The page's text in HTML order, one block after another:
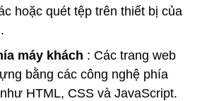
hoặc quét tệp trên thiết bị của
máy khách : Các trang web
bằng các công nghệ phía
HTML, CSS và JavaScript.